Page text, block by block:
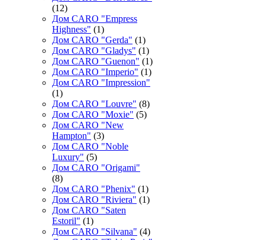
(12)
Дом CARO "Empress
Highness" (1)
Дом CARO "Gerda" (1)
Дом CARO "Gladys" (1)
Дом CARO "Guenon" (1)
Дом CARO "Imperio" (1)
Дом CARO "Impression"
(1)
Дом CARO "Louvre" (8)
Дом CARO "Moxie" (5)
Дом CARO "New
Hampton" (3)
Дом CARO "Noble
Luxury" (5)
Дом CARO "Origami"
(8)
Дом CARO "Phenix" (1)
Дом CARO "Riviera" (1)
Дом CARO "Saten
Estoril" (1)
Дом CARO "Silvana" (4)